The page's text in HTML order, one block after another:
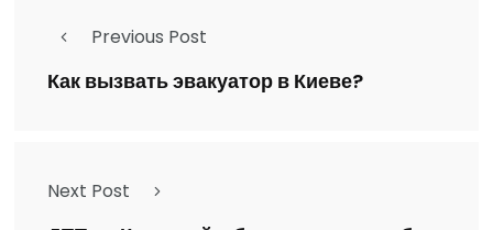
Previous Post
Как вызвать эвакуатор в Киеве?
Next Post